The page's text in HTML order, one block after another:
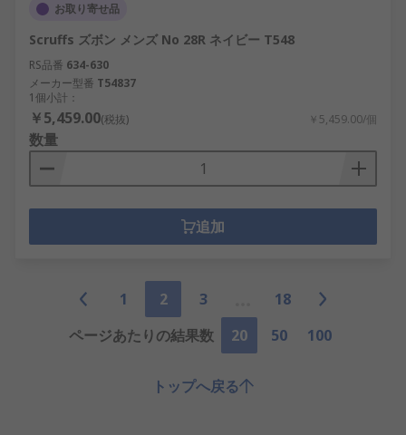
お取り寄せ品
Scruffs ズボン メンズ No 28R ネイビー T548
RS品番 634-630
メーカー型番 T54837
1個小計：
￥5,459.00(税抜) ￥5,459.00/個
数量
追加
1 2 3
18
ページあたりの結果数
20 50 100
トップへ戻る